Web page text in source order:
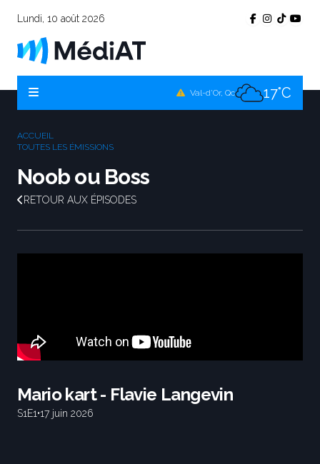
Lundi, 10 août 2026
Val-d'Or, Qc 17°C
ACCUEIL
TOUTES LES ÉMISSIONS
Noob ou Boss
RETOUR AUX ÉPISODES
Mario kart - Flavie Langevin
S1 E1•17 juin 2026